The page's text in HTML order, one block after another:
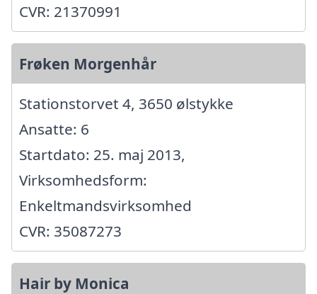
CVR: 21370991
Frøken Morgenhår
Stationstorvet 4, 3650 ølstykke
Ansatte: 6
Startdato: 25. maj 2013,
Virksomhedsform:
Enkeltmandsvirksomhed
CVR: 35087273
Hair by Monica